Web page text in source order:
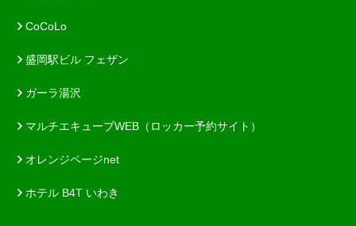
CoCoLo
盛岡駅ビル フェザン
ガーラ湯沢
マルチエキューブWEB（ロッカー予約サイト）
オレンジページnet
ホテル B4T いわき